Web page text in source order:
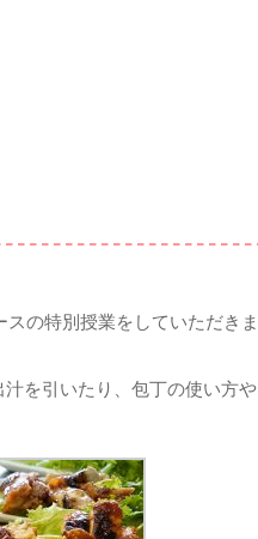
の特別授業をしていただきま
を引いたり、包丁の使い方や